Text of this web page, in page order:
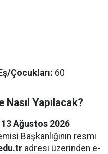
Çocukları: 60
Yapılacak?
Ağustos 2026
Başkanlığının resmi
adresi üzerinden e-